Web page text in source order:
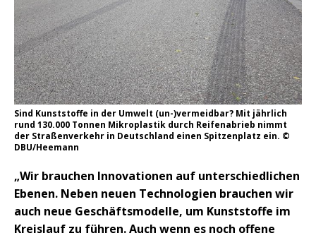
Sind Kunststoffe in der Umwelt (un-)vermeidbar? Mit jährlich
rund 130.000 Tonnen Mikroplastik durch Reifenabrieb nimmt
der Straßenverkehr in Deutschland einen Spitzenplatz ein. ©
DBU/Heemann
„Wir brauchen Innovationen auf unterschiedlichen
Ebenen. Neben neuen Technologien brauchen wir
auch neue Geschäftsmodelle, um Kunststoffe im
Kreislauf zu führen. Auch wenn es noch offene